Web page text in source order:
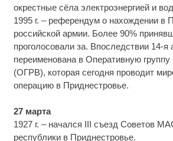
окрестные сёла электроэнергией и
1995 г. – референдум о нахождении в
российской армии. Более 90%
проголосовали за. Впоследствии 14-
переименована в Оперативную группу
(ОГРВ), которая сегодня проводит
операцию в Приднестровье.
27 марта
1927 г. – начался III съезд Советов
республики в Приднестровье.